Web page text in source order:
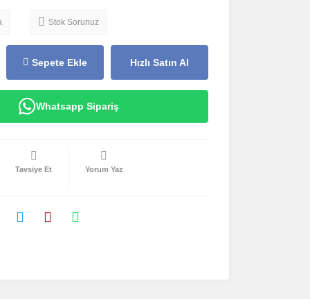
Stok Sorunuz
Sepete Ekle Hızlı Satın Al
Whatsapp Sipariş
Tavsiye Et Yorum Yaz